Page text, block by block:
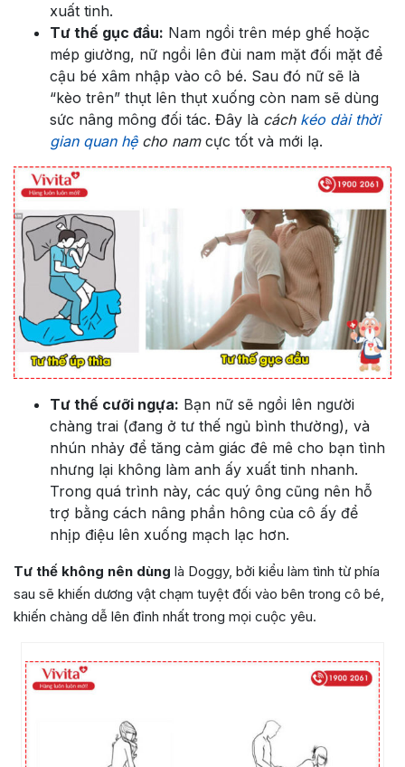
xuất tinh.
Tư thế gục đầu: Nam ngồi trên mép ghế hoặc
mép giường, nữ ngồi lên đùi nam mặt đối mặt để
cậu bé xâm nhập vào cô bé. Sau đó nữ sẽ là
“kèo trên” thụt lên thụt xuống còn nam sẽ dùng
sức nâng mông đối tác. Đây là cách kéo dài thời
gian quan hệcho nam cực tốt và mới lạ.
Tư thế cưỡi ngựa: Bạn nữ sẽ ngồi lên người
chàng trai (đang ở tư thế ngủ bình thường), và
nhún nhảy để tăng cảm giác đê mê cho bạn tình
nhưng lại không làm anh ấy xuất tinh nhanh.
Trong quá trình này, các quý ông cũng nên hỗ
trợ bằng cách nâng phần hông của cô ấy để
nhịp điệu lên xuống mạch lạc hơn.
Tư thế không nên dùng là Doggy, bởi kiểu làm tình từ phía
sau sẽ khiến dương vật chạm tuyệt đối vào bên trong cô bé,
khiến chàng dễ lên đỉnh nhất trong mọi cuộc yêu.